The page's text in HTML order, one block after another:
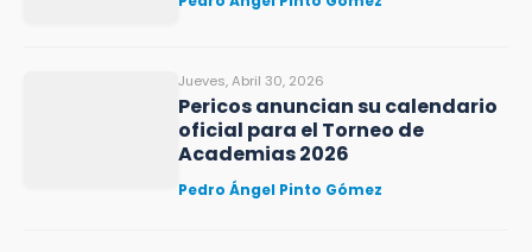
Jueves, Abril 30, 2026
Pericos anuncian su calendario
oficial para el Torneo de
Academias 2026
Pedro Ángel Pinto Gómez